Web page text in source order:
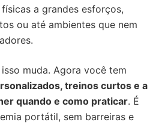
a grandes esforços,
ou até ambientes que nem
muda. Agora você tem
treinos curtos e a
quando e como praticar. É
portátil, sem barreiras e